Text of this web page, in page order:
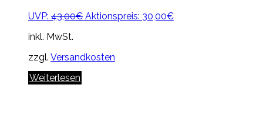
UVP: 43,00€ Ursprünglicher
Aktionspreis: 30,00€Aktueller
inkl. MwSt.
zzgl. Versandkosten
Weiterlesen